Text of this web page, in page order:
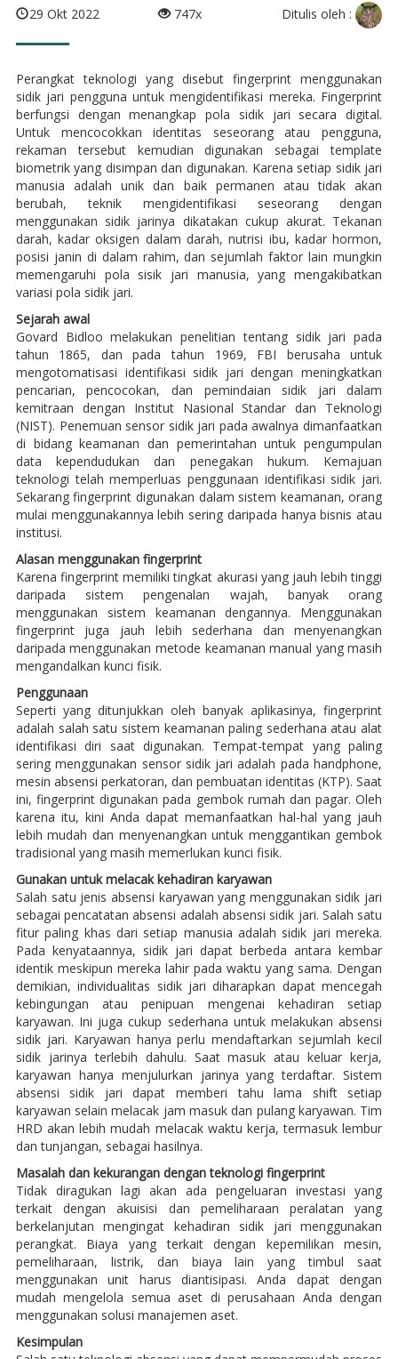
29 Okt 2022 747x Ditulis oleh :
Perangkat teknologi yang disebut fingerprint menggunakan
sidik jari pengguna untuk mengidentifikasi mereka. Fingerprint
berfungsi dengan menangkap pola sidik jari secara digital.
Untuk mencocokkan identitas seseorang atau pengguna,
rekaman tersebut kemudian digunakan sebagai template
biometrik yang disimpan dan digunakan. Karena setiap sidik jari
manusia adalah unik dan baik permanen atau tidak akan
berubah, teknik mengidentifikasi seseorang dengan
menggunakan sidik jarinya dikatakan cukup akurat. Tekanan
darah, kadar oksigen dalam darah, nutrisi ibu, kadar hormon,
posisi janin di dalam rahim, dan sejumlah faktor lain mungkin
memengaruhi pola sisik jari manusia, yang mengakibatkan
variasi pola sidik jari.
Sejarah awal
Govard Bidloo melakukan penelitian tentang sidik jari pada
tahun 1865, dan pada tahun 1969, FBI berusaha untuk
mengotomatisasi identifikasi sidik jari dengan meningkatkan
pencarian, pencocokan, dan pemindaian sidik jari dalam
kemitraan dengan Institut Nasional Standar dan Teknologi
(NIST). Penemuan sensor sidik jari pada awalnya dimanfaatkan
di bidang keamanan dan pemerintahan untuk pengumpulan
data kependudukan dan penegakan hukum. Kemajuan
teknologi telah memperluas penggunaan identifikasi sidik jari.
Sekarang fingerprint digunakan dalam sistem keamanan, orang
mulai menggunakannya lebih sering daripada hanya bisnis atau
institusi.
Alasan menggunakan fingerprint
Karena fingerprint memiliki tingkat akurasi yang jauh lebih tinggi
daripada sistem pengenalan wajah, banyak orang
menggunakan sistem keamanan dengannya. Menggunakan
fingerprint juga jauh lebih sederhana dan menyenangkan
daripada menggunakan metode keamanan manual yang masih
mengandalkan kunci fisik.
Penggunaan
Seperti yang ditunjukkan oleh banyak aplikasinya, fingerprint
adalah salah satu sistem keamanan paling sederhana atau alat
identifikasi diri saat digunakan. Tempat-tempat yang paling
sering menggunakan sensor sidik jari adalah pada handphone,
mesin absensi perkatoran, dan pembuatan identitas (KTP). Saat
ini, fingerprint digunakan pada gembok rumah dan pagar. Oleh
karena itu, kini Anda dapat memanfaatkan hal-hal yang jauh
lebih mudah dan menyenangkan untuk menggantikan gembok
tradisional yang masih memerlukan kunci fisik.
Gunakan untuk melacak kehadiran karyawan
Salah satu jenis absensi karyawan yang menggunakan sidik jari
sebagai pencatatan absensi adalah absensi sidik jari. Salah satu
fitur paling khas dari setiap manusia adalah sidik jari mereka.
Pada kenyataannya, sidik jari dapat berbeda antara kembar
identik meskipun mereka lahir pada waktu yang sama. Dengan
demikian, individualitas sidik jari diharapkan dapat mencegah
kebingungan atau penipuan mengenai kehadiran setiap
karyawan. Ini juga cukup sederhana untuk melakukan absensi
sidik jari. Karyawan hanya perlu mendaftarkan sejumlah kecil
sidik jarinya terlebih dahulu. Saat masuk atau keluar kerja,
karyawan hanya menjulurkan jarinya yang terdaftar. Sistem
absensi sidik jari dapat memberi tahu lama shift setiap
karyawan selain melacak jam masuk dan pulang karyawan. Tim
HRD akan lebih mudah melacak waktu kerja, termasuk lembur
dan tunjangan, sebagai hasilnya.
Masalah dan kekurangan dengan teknologi fingerprint
Tidak diragukan lagi akan ada pengeluaran investasi yang
terkait dengan akuisisi dan pemeliharaan peralatan yang
berkelanjutan mengingat kehadiran sidik jari menggunakan
perangkat. Biaya yang terkait dengan kepemilikan mesin,
pemeliharaan, listrik, dan biaya lain yang timbul saat
menggunakan unit harus diantisipasi. Anda dapat dengan
mudah mengelola semua aset di perusahaan Anda dengan
menggunakan solusi manajemen aset.
Kesimpulan